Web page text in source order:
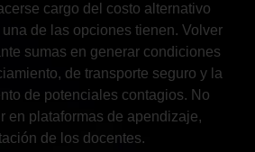
cargo del costo alternativo
de las opciones tienen. Volver
sumas en generar condiciones
de transporte seguro y la
de potenciales contagios. No
en plataformas de apendizaje,
de los docentes.